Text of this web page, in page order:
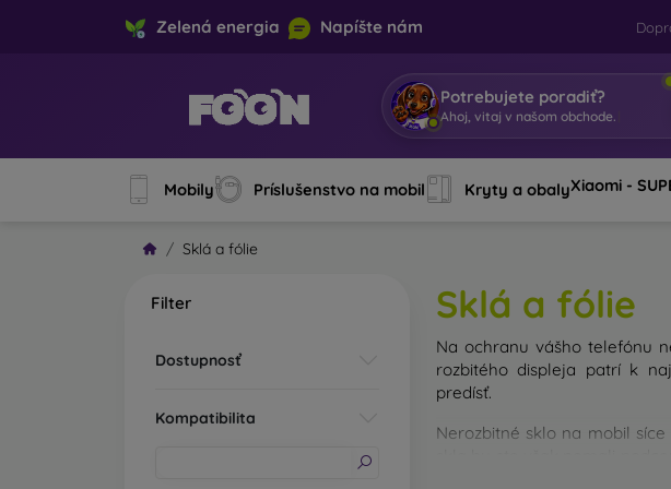
Zelená energia Napíšte nám
Potrebujete poradiť?
Ahoj, vitaj |
Mobily Príslušenstvo na mobil Kryty a obalyXiaomi -
Sklá a fólie
Filter
Dostupnosť
Kompatibilita
Sklá a fólie
Na ochranu vášho telefónu
rozbitého displeja patrí k
predísť.
Nerozbitné sklo na mobil
Na trhu existujú rôzne druhy